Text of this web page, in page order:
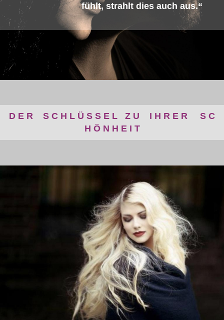
fühlt, strahlt dies auchaus.“
D E R S C H L Ü S S E L Z U
I H R E R S C
H Ö N H E I T